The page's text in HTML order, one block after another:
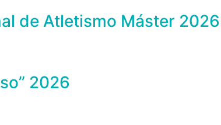
de Atletismo Máster 2026
2026